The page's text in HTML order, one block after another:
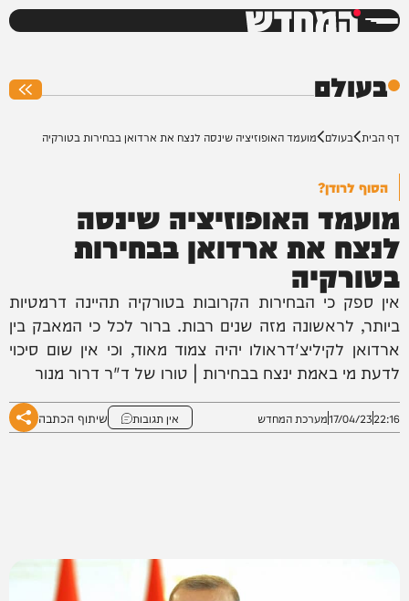
המחדש
בעולם
דף הבית בעולם מועמד האופוזיציה שינסה לנצח את ארדואן בבחירות בטורקיה
הסוף לרודן?
מועמד האופוזיציה שינסה
לנצח את ארדואן בבחירות
בטורקיה
אין ספק כי הבחירות הקרובות בטורקיה תהיינה דרמטיות
ביותר, לראשונה מזה שנים רבות. ברור לכל כי המאבק בין
ארדואן לקיליצ'דראולו יהיה צמוד מאוד, וכי אין שום סיכוי
לדעת מי באמת ינצח בבחירות | טורו של ד"ר דרור מנור
22:16
17/04/23מערכת המחדש אין תגובות שיתוף הכתבה